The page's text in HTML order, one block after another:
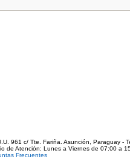
961 c/ Tte. Fariña. Asunción, Paraguay -
de Atención: Lunes a Viernes de 07:00 a
Frecuentes